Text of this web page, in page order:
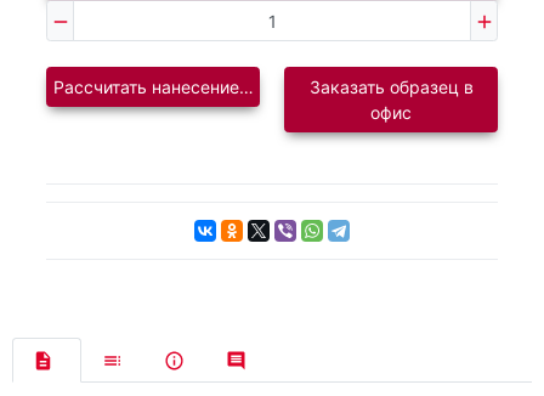
Рассчитать нанесение логотипаЗаказать образец в
офис